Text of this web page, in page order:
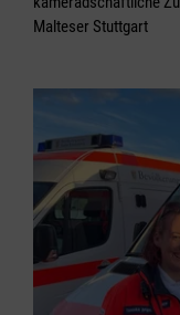
Malteser Stuttgart